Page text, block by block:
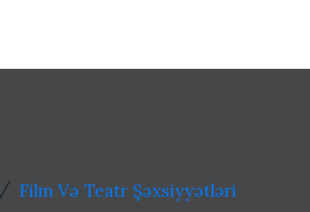
/ Film Və Teatr Şəxsiyyətləri